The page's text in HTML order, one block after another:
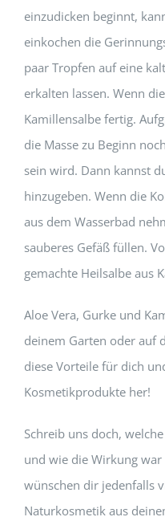
einzudicken beginnt,
einkochen die
paar Tropfen auf eine
erkalten lassen. Wenn
Kamillensalbe fertig.
die Masse zu Beginn
sein wird. Dann kannst
hinzugeben. Wenn die
aus dem Wasserbad
sauberes Gefäß füllen.
gemachte Heilsalbe aus
Aloe Vera, Gurke und
deinem Garten oder auf
diese Vorteile für dich
Kosmetikprodukte her!
Schreib uns doch,
und wie die Wirkung
wünschen dir jedenfalls
Naturkosmetik aus